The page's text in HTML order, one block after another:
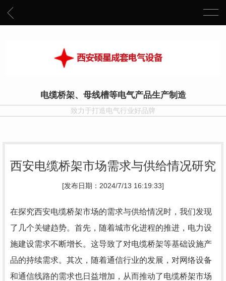
电缆桥架、母线槽等电气产品生产制造
致力于打造电气行业好品牌
西安电缆桥架市场需求与供给情况研究
[发布日期：2024/7/13 16:19:33]
在探究西安电缆桥架市场的需求与供给情况时，我们发现
了几个关键趋势。首先，随着城市化进程的推进，电力设
施建设需求不断增长。这导致了对电缆桥架等基础设施产
品的持续需求。其次，随着通信行业的发展，对网络设备
和通信线路的需求也日益增加，从而推动了电缆桥架市场